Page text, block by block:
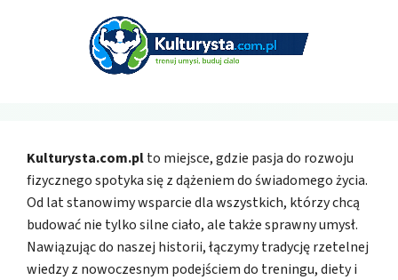
Kulturysta.com.plto miejsce, gdzie pasja do rozwoju
fizycznego spotyka się z dążeniem do świadomego życia.
Od lat stanowimy wsparcie dla wszystkich, którzy chcą
budować nie tylko silne ciało, ale także sprawny umysł.
Nawiązując do naszej historii, łączymy tradycję rzetelnej
wiedzy z nowoczesnym podejściem do treningu, diety i